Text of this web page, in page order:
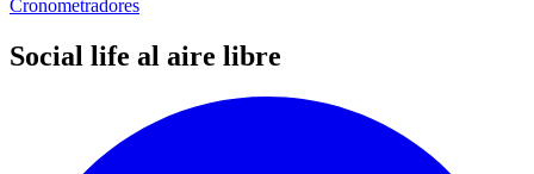
Cronometradores
Social life al aire libre